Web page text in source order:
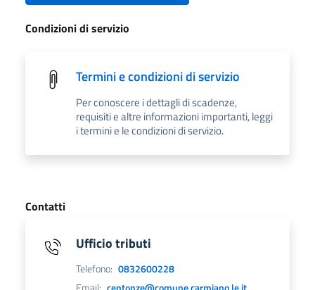
Condizioni di servizio
Termini e condizioni di servizio
Per conoscere i dettagli di scadenze,
requisiti e altre informazioni importanti, leggi
i termini e le condizioni di servizio.
Contatti
Ufficio tributi
Telefono: 0832600228